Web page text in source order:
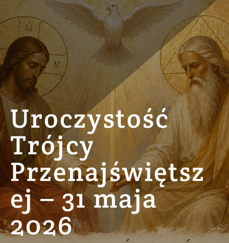
Uroczystość
Trójcy
Przenajświętsz
ej – 31 maja
2026